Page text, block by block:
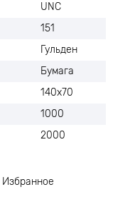
UNC
151
Гульден
Бумага
140х70
1000
2000
Избранное